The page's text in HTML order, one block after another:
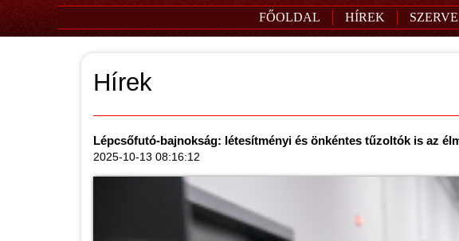
FŐOLDAL HÍREK
Hírek
Lépcsőfutó-bajnokság: létesítményi és önkéntes tűzoltók is az
2025-10-13 08:16:12